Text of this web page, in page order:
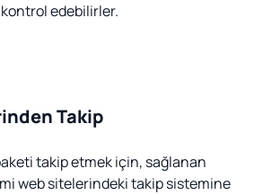
edebilirler.
Takip
takip etmek için, sağlanan
web sitelerindeki takip sistemine